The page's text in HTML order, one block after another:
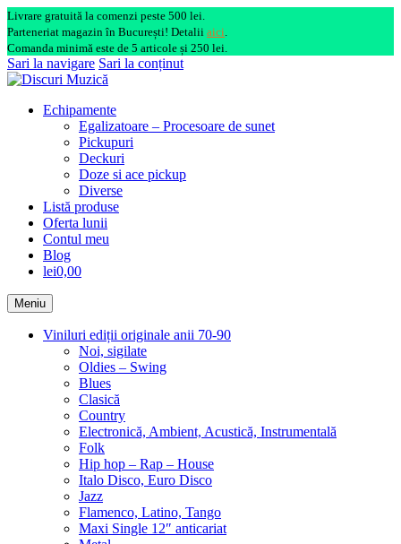
Livrare gratuită la comenzi peste 500 lei.
Parteneriat magazin în București! Detalii aici.
Comanda minimă este de 5 articole și 250 lei.
Sari la navigare Sari la conținut
Echipamente
Egalizatoare – Procesoare de sunet
Pickupuri
Deckuri
Doze si ace pickup
Diverse
Listă produse
Oferta lunii
Contul meu
Blog
lei0,00
Meniu
Viniluri ediții originale anii 70-90
Noi, sigilate
Oldies – Swing
Blues
Clasică
Country
Electronică, Ambient, Acustică, Instrumentală
Folk
Hip hop – Rap – House
Italo Disco, Euro Disco
Jazz
Flamenco, Latino, Tango
Maxi Single 12″ anticariat